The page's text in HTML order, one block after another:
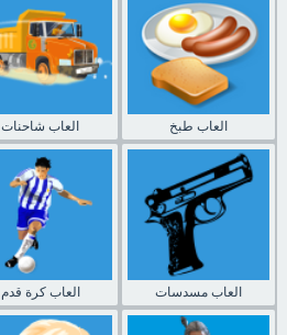
العاب شاحنات العاب طبخ
العاب كرة قدم العاب مسدسات